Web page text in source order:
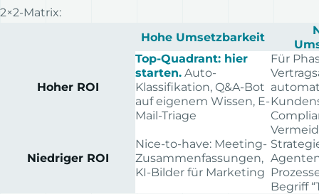
2×2-Matrix:
Hohe Umsetzbarkeit
Hoher ROI
Top-Quadrant: hier
starten. Auto-
Klassifikation, Q&A-Bot
auf eigenem Wissen, E-
Mail-Triage
Für
Niedriger ROI
Nice-to-have: Meeting-
Zusammenfassungen,
KI-Bilder für Marketing
Begriff